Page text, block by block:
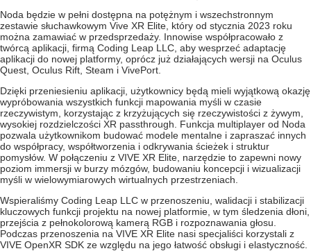
Noda będzie w pełni dostępna na potężnym i wszechstronnym
zestawie słuchawkowym Vive XR Elite, który od stycznia 2023 roku
można zamawiać w przedsprzedaży. Innowise współpracowało z
twórcą aplikacji, firmą Coding Leap LLC, aby wesprzeć adaptację
aplikacji do nowej platformy, oprócz już działających wersji na Oculus
Quest, Oculus Rift, Steam i VivePort.
Dzięki przeniesieniu aplikacji, użytkownicy będą mieli wyjątkową okazję
wypróbowania wszystkich funkcji mapowania myśli w czasie
rzeczywistym, korzystając z krzyżujących się rzeczywistości z żywym,
wysokiej rozdzielczości XR passthrough. Funkcja multiplayer od Noda
pozwala użytkownikom budować modele mentalne i zapraszać innych
do współpracy, współtworzenia i odkrywania ścieżek i struktur
pomysłów. W połączeniu z VIVE XR Elite, narzędzie to zapewni nowy
poziom immersji w burzy mózgów, budowaniu koncepcji i wizualizacji
myśli w wielowymiarowych wirtualnych przestrzeniach.
Wspieraliśmy Coding Leap LLC w przenoszeniu, walidacji i stabilizacji
kluczowych funkcji projektu na nowej platformie, w tym śledzenia dłoni,
przejścia z pełnokolorową kamerą RGB i rozpoznawania głosu.
Podczas przenoszenia na VIVE XR Elite nasi specjaliści korzystali z
VIVE OpenXR SDK ze względu na jego łatwość obsługi i elastyczność.